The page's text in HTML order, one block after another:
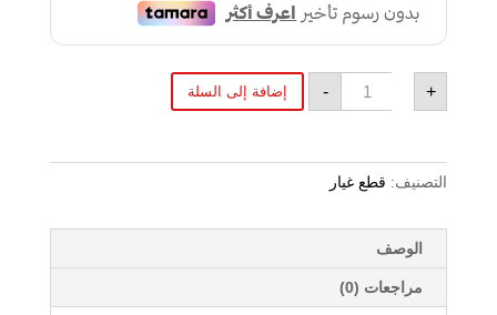
-
كمية
أعمدة
توجيه تراكسس
+ إضافة إلى السلة
التصنيف: قطع غيار
الوصف
مراجعات (0)